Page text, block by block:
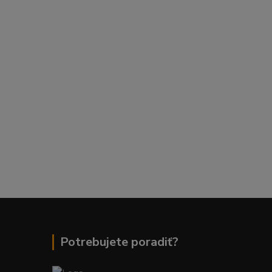
Potrebujete poradiť?